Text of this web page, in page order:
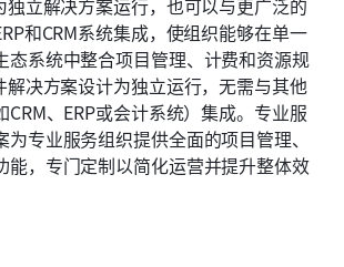
和CRM系统集成，使组织能够在单一
态系统中整合项目管理、计费和资源规
解决方案设计为独立运行，无需与其他
CRM、ERP或会计系统）集成。专业服
专业服务组织提供全面的项目管理、
能，专门定制以简化运营并提升整体效